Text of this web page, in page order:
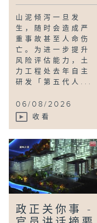
山泥倾泻一旦发
生，随时会造成严
重事故甚至人命伤
亡。为进一步提升
风险评估能力，土
力工程处去年自主
研发「第五代人...
06/08/2026
收看
政正关你事 -